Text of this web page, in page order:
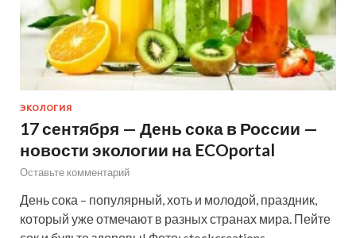
ЭКОЛОГИЯ
17 сентября — День сока в России —
новости экологии на ECOportal
Оставьте комментарий
День сока – популярный, хоть и молодой, праздник,
который уже отмечают в разных странах мира. Пейте